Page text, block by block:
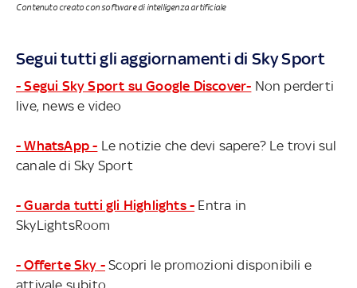
Contenuto creato con software di intelligenza artificiale
Segui tutti gli aggiornamenti di Sky Sport
- Segui Sky Sport su Google Discover- Non perderti
live, news e video
- WhatsApp - Le notizie che devi sapere? Le trovi sul
canale di Sky Sport
- Guarda tutti gli Highlights - Entra in
SkyLightsRoom
- Offerte Sky - Scopri le promozioni disponibili e
attivale subito